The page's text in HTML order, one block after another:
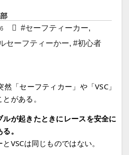
#セーフティーカー,
セーフティーかー, #初心者
「セーフティカー」や「VSC」
がある。
が起きたときにレースを安全に
。
VSCは同じものではない。